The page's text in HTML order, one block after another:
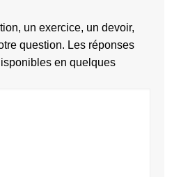
un exercice, un devoir,
question. Les réponses
en quelques